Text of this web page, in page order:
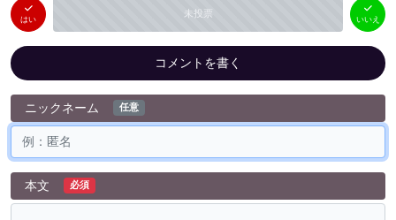
はい 未投票
いいえ
（ 0件）
いいえ
コメントを書く
ニックネーム 任意
本文 必須